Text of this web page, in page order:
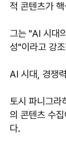
적 콘텐츠가
그는 "AI 시대
성"이라고 강
AI 시대, 경쟁
토시 파니그라
의 콘텐츠 수
다.